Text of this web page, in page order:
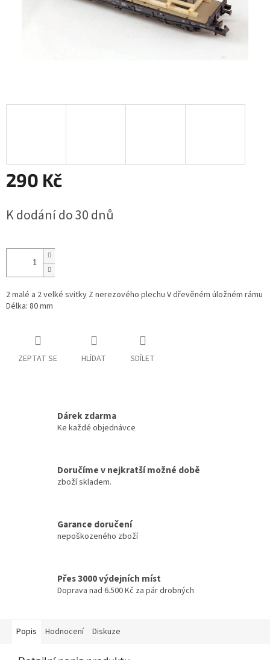
290 Kč
cena:
K dodání do 30 dnů
2 malé a 2 velké svitky Z nerezového plechu V dřevěném úložném rámu
Délka: 80 mm
ZEPTAT SE HLÍDAT SDÍLET
Dárek zdarma
Ke každé objednávce
Doručíme v nejkratší možné době
zboží skladem.
Garance doručení
nepoškozeného zboží
Přes 3000 výdejních míst
Doprava nad 6.500 Kč za pár drobných
Popis Hodnocení Diskuze